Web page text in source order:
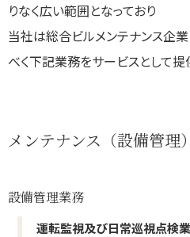
りなく広い範囲となっており
当社は総合ビルメンテナンス企
べく下記業務をサービスとして提
メンテナンス（設備管理）
設備管理業務
運転監視及び日常巡視点検